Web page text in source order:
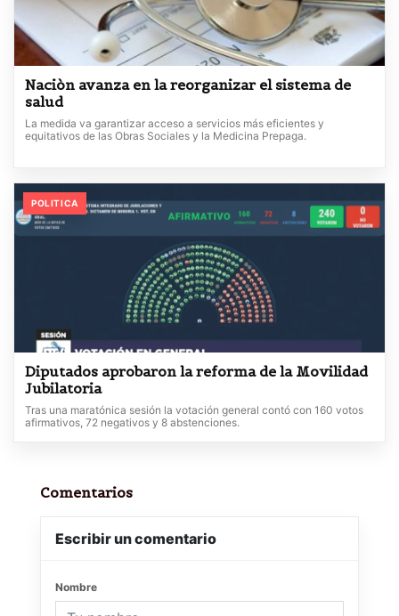
Naciòn avanza en la reorganizar el sistema de
salud
La medida va garantizar acceso a servicios más eficientes y
equitativos de las Obras Sociales y la Medicina Prepaga.
POLITICA
Diputados aprobaron la reforma de la Movilidad
Jubilatoria
Tras una maratónica sesión la votación general contó con 160 votos
afirmativos, 72 negativos y 8 abstenciones.
Comentarios
Escribir un comentario
Nombre